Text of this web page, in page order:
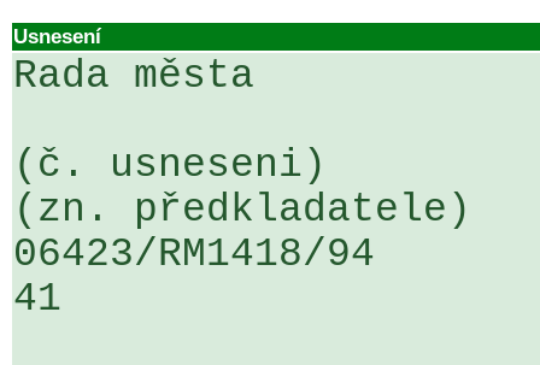
Usnesení
Rada města
(č. usneseni)
(zn. předkladatele)
06423/RM1418/
41